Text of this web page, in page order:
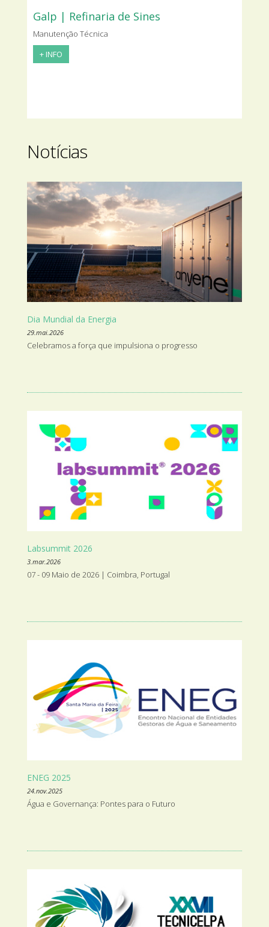
Galp | Refinaria de Sines
Manutenção Técnica
+ INFO
Notícias
Dia Mundial da Energia
29.mai.2026
Celebramos a força que impulsiona o progresso
Labsummit 2026
3.mar.2026
07 - 09 Maio de 2026 | Coimbra, Portugal
ENEG 2025
24.nov.2025
Água e Governança: Pontes para o Futuro